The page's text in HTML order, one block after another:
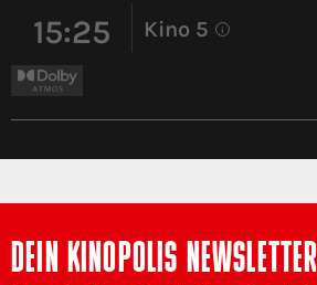
15:25 Kino 5 i
DEIN KINOPOLIS NEWSLETTER